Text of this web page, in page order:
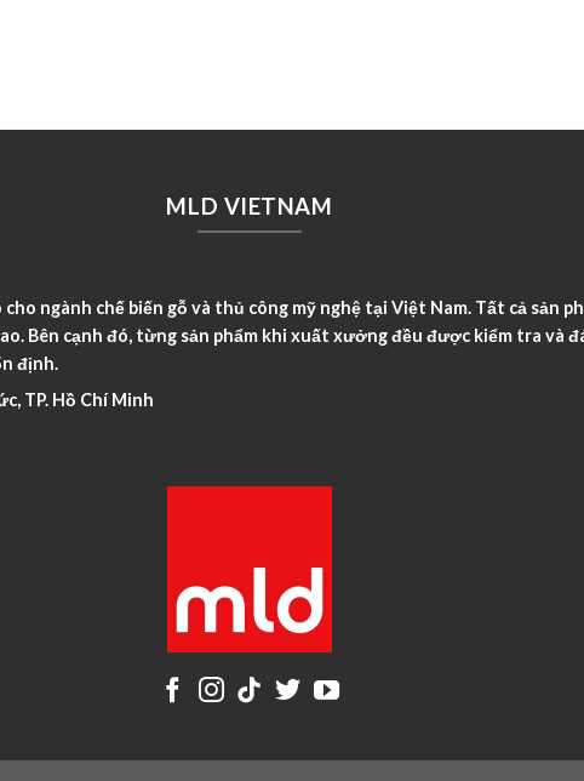
MLD VIETNAM
ngành chế biến gỗ và thủ công mỹ nghệ tại Việt Nam. Tất cả sản
Bên cạnh đó, từng sản phẩm khi xuất xưởng đều được kiểm tra và
định.
TP. Hồ Chí Minh